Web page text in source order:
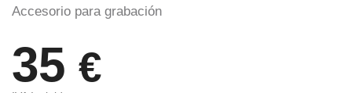
Accesorio para grabación
35 €